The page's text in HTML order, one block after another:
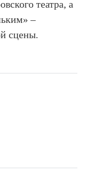
театра, а
–
сцены.